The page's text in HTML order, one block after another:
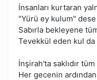
İnsanları kurtaran
"Yürü ey kulum" dese
Sabırla bekleyene
Tevekkül eden kul da
İnşirah'ta saklıdır
Her gecenin